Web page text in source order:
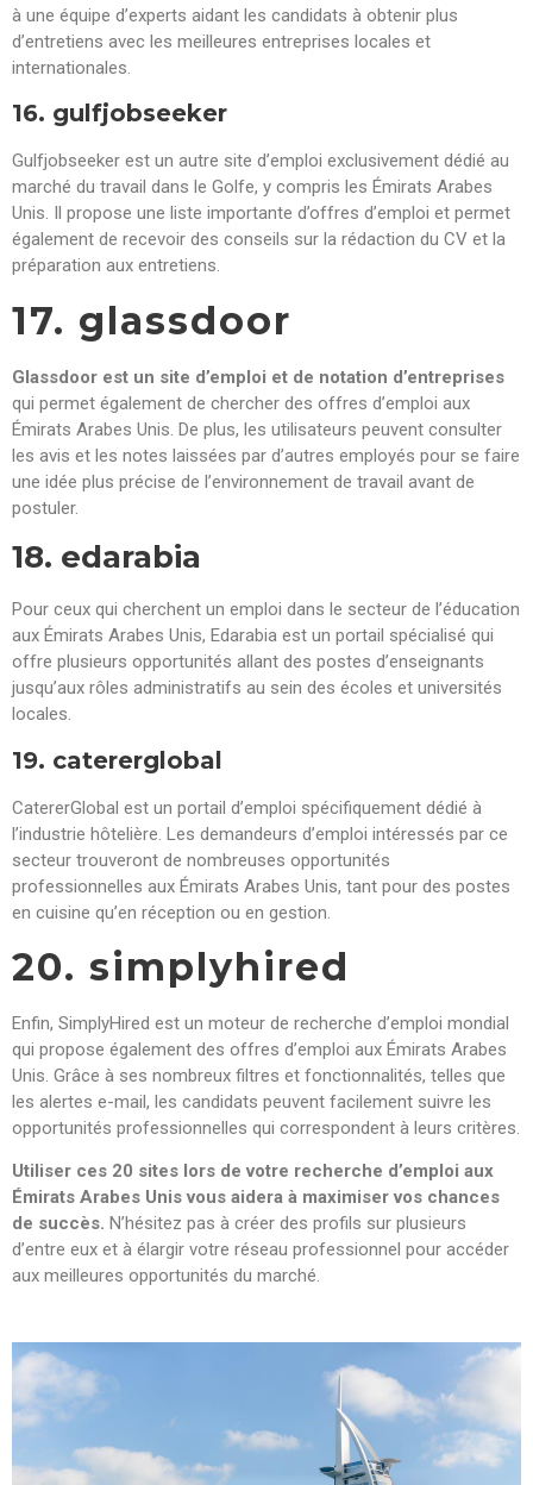
à une équipe d’experts aidant les candidats à obtenir plus
d’entretiens avec les meilleures entreprises locales et
internationales.
16. gulfjobseeker
Gulfjobseeker est un autre site d’emploi exclusivement dédié au
marché du travail dans le Golfe, y compris les Émirats Arabes
Unis. Il propose une liste importante d’offres d’emploi et permet
également de recevoir des conseils sur la rédaction du CV et la
préparation aux entretiens.
17. glassdoor
Glassdoor est un site d’emploi et de notation d’entreprises
qui permet également de chercher des offres d’emploi aux
Émirats Arabes Unis. De plus, les utilisateurs peuvent consulter
les avis et les notes laissées par d’autres employés pour se faire
une idée plus précise de l’environnement de travail avant de
postuler.
18. edarabia
Pour ceux qui cherchent un emploi dans le secteur de l’éducation
aux Émirats Arabes Unis, Edarabia est un portail spécialisé qui
offre plusieurs opportunités allant des postes d’enseignants
jusqu’aux rôles administratifs au sein des écoles et universités
locales.
19. catererglobal
CatererGlobal est un portail d’emploi spécifiquement dédié à
l’industrie hôtelière. Les demandeurs d’emploi intéressés par ce
secteur trouveront de nombreuses opportunités
professionnelles aux Émirats Arabes Unis, tant pour des postes
en cuisine qu’en réception ou en gestion.
20. simplyhired
Enfin, SimplyHired est un moteur de recherche d’emploi mondial
qui propose également des offres d’emploi aux Émirats Arabes
Unis. Grâce à ses nombreux filtres et fonctionnalités, telles que
les alertes e-mail, les candidats peuvent facilement suivre les
opportunités professionnelles qui correspondent à leurs critères.
Utiliser ces 20 sites lors de votre recherche d’emploi aux
Émirats Arabes Unis vous aidera à maximiser vos chances
de succès. N’hésitez pas à créer des profils sur plusieurs
d’entre eux et à élargir votre réseau professionnel pour accéder
aux meilleures opportunités du marché.